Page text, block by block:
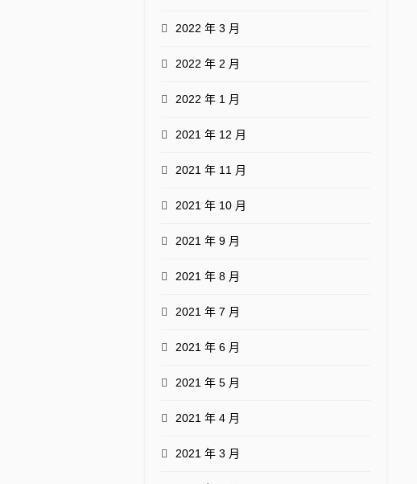
2022 年 3 月
2022 年 2 月
2022 年 1 月
2021 年 12 月
2021 年 11 月
2021 年 10 月
2021 年 9 月
2021 年 8 月
2021 年 7 月
2021 年 6 月
2021 年 5 月
2021 年 4 月
2021 年 3 月